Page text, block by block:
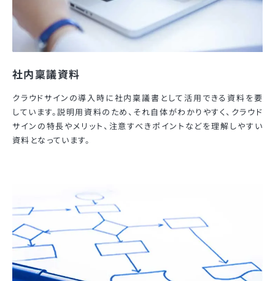
社内稟議資料
クラウドサインの導入時に社内稟議書として活用できる資料を要
しています。説明用資料のため、それ自体がわかりやすく、クラウド
サインの特長やメリット、注意すべきポイントなどを理解しやすい
資料となっています。